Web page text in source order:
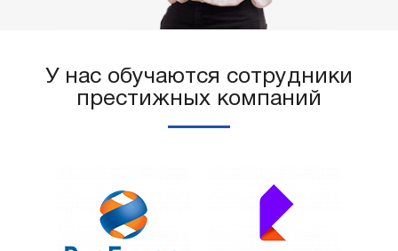
У нас обучаются сотрудники
престижных компаний